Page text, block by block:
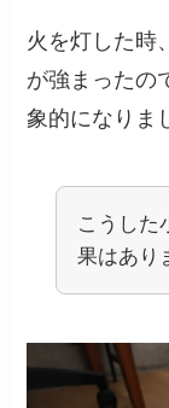
火を灯した時
が強まったの
象的になりま
こうした
果はあり